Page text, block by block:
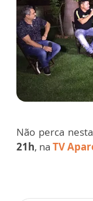
Não perca nesta
21h, na TV